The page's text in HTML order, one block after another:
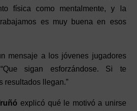
física como mentalmente, y la
es muy buena en esos
mensaje a los jóvenes jugadores
“Que sigan esforzándose. Si te
resultados llegan.”
explicó qué le motivó a unirse